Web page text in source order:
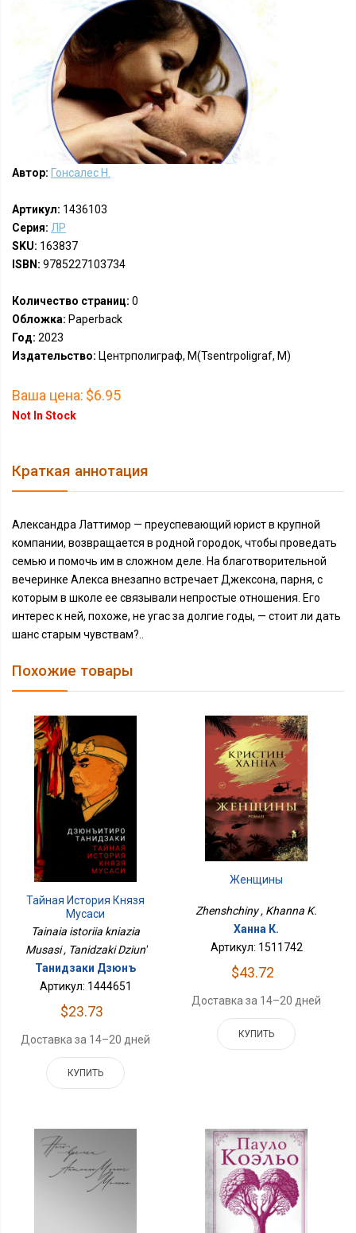
Автор: Гонсалес Н.
Артикул: 1436103
Серия: ЛР
SKU: 163837
ISBN: 9785227103734
Количество страниц: 0
Обложка: Paperback
Год: 2023
Издательство: Центрполиграф, М(Tsentrpoligraf, M)
Ваша цена: $6.95
Not In Stock
Краткая аннотация
Александра Латтимор — преуспевающий юрист в крупной
компании, возвращается в родной городок, чтобы проведать
семью и помочь им в сложном деле. На благотворительной
вечеринке Алекса внезапно встречает Джексона, парня, с
которым в школе ее связывали непростые отношения. Его
интерес к ней, похоже, не угас за долгие годы, — стоит ли дать
шанс старым чувствам?..
Похожие товары
Тайная История Князя
Мусаси
Tainaia istoriia kniazia
Musasi , Tanidzaki Dziun'
Танидзаки Дзюнъ
Артикул: 1444651
$23.73
Доставка за 14–20 дней
КУПИТЬ
Женщины
Zhenshchiny , Khanna K.
Ханна К.
Артикул: 1511742
$43.72
Доставка за 14–20 дней
КУПИТЬ